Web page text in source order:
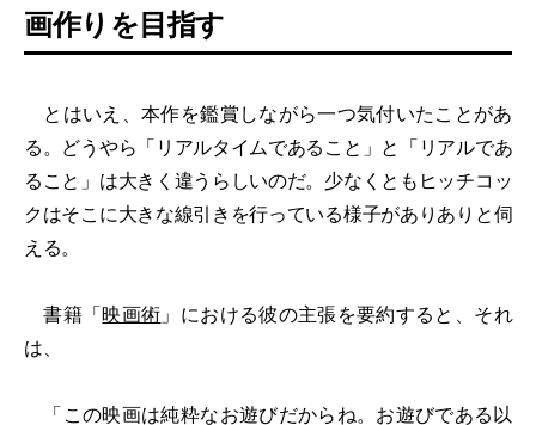
画作りを目指す
とはいえ、本作を鑑賞しながら一つ気付いたことがあ
る。どうやら「リアルタイムであること」と「リアルであ
ること」は大きく違うらしいのだ。少なくともヒッチコッ
クはそこに大きな線引きを行っている様子がありありと伺
える。
書籍「映画術 」における彼の主張を要約すると、それ
は、
「この映画は純粋なお遊びだからね。お遊びである以